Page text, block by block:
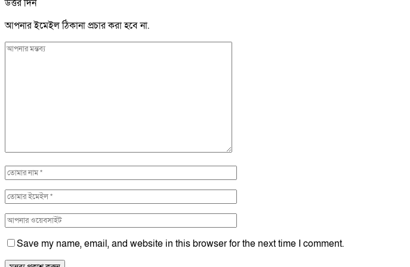
উত্তর দিন
আপনার ইমেইল ঠিকানা প্রচার করা হবে না.
Save my name, email, and website in this browser for the next time I comment.